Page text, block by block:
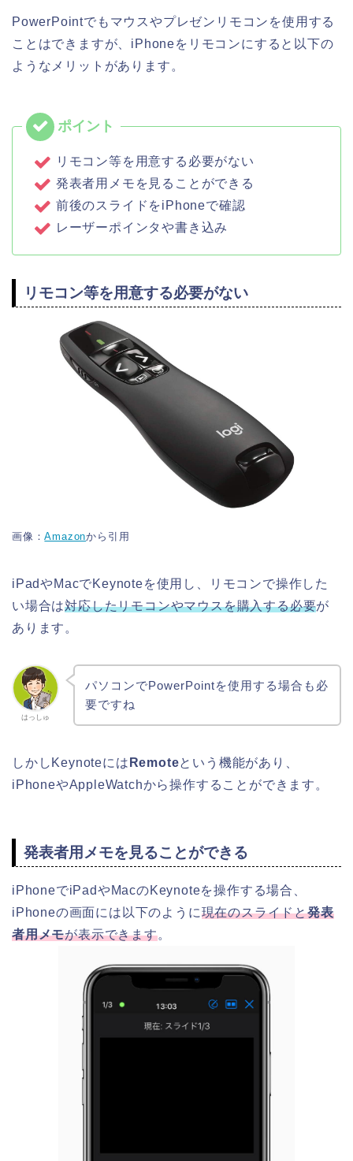
PowerPointでもマウスやプレゼンリモコンを使用する
ことはできますが、iPhoneをリモコンにすると以下の
ようなメリットがあります。
リモコン等を用意する必要がない
発表者用メモを見ることができる
前後のスライドをiPhoneで確認
レーザーポインタや書き込み
リモコン等を用意する必要がない
画像：Amazonから引用
iPadやMacでKeynoteを使用し、リモコンで操作した
い場合は対応したリモコンやマウスを購入する必要が
あります。
はっしゅ
パソコンでPowerPointを使用する場合も必
要ですね
しかしKeynoteには Remoteという機能があり、
iPhoneやAppleWatchから操作することができます。
発表者用メモを見ることができる
iPhoneでiPadやMacのKeynoteを操作する場合、
iPhoneの画面には以下のように現在のスライドと発表
者用メモが表示できます。